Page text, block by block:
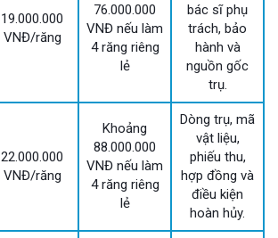
19.000.000
VNĐ/răng
76.000.000
VNĐ nếu làm
4 răng riêng
lẻ
bác sĩ phụ
trách, bảo
hành và
nguồn gốc
trụ.
22.000.000
VNĐ/răng
Khoảng
88.000.000
VNĐ nếu làm
4 răng riêng
lẻ
Dòng trụ, mã
vật liệu,
phiếu thu,
hợp đồng và
điều kiện
hoàn hủy.